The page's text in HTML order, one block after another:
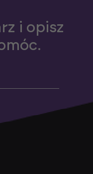
i opisz